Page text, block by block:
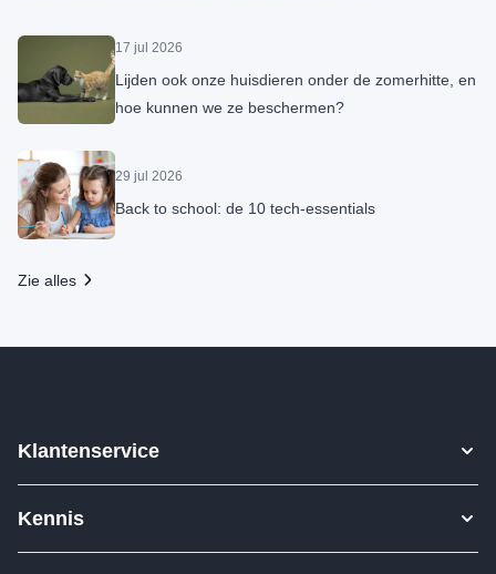
17 jul 2026
Lijden ook onze huisdieren onder de zomerhitte, en
hoe kunnen we ze beschermen?
29 jul 2026
Back to school: de 10 tech-essentials
Zie alles
Klantenservice
Contact
Kennis